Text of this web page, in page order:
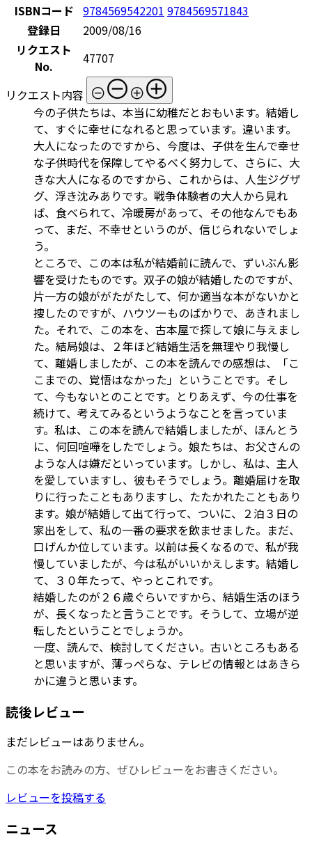
ISBNコード 9784569542201 9784569571843
登録日
2009/08/16
リクエスト
No.
47707
リクエスト内容
今の子供たちは、本当に幼稚だとおもいます。結婚し
て、すぐに幸せになれると思っています。違います。
大人になったのですから、今度は、子供を生んで幸せ
な子供時代を保障してやるべく努力して、さらに、大
きな大人になるのですから、これからは、人生ジグザ
グ、浮き沈みありです。戦争体験者の大人から見れ
ば、食べられて、冷暖房があって、その他なんでもあ
って、まだ、不幸せというのが、信じられないでしょ
う。
ところで、この本は私が結婚前に読んで、ずいぶん影
響を受けたものです。双子の娘が結婚したのですが、
片一方の娘ががたがたして、何か適当な本がないかと
捜したのですが、ハウツーものばかりで、あきれまし
た。それで、この本を、古本屋で探して娘に与えまし
た。結局娘は、２年ほど結婚生活を無理やり我慢し
て、離婚しましたが、この本を読んでの感想は、「こ
こまでの、覚悟はなかった」ということです。そし
て、今もないとのことです。とりあえず、今の仕事を
続けて、考えてみるというようなことを言っていま
す。私は、この本を読んで結婚しましたが、ほんとう
に、何回喧嘩をしたでしょう。娘たちは、お父さんの
ような人は嫌だといっています。しかし、私は、主人
を愛していますし、彼もそうでしょう。離婚届けを取
りに行ったこともありますし、たたかれたこともあり
ます。娘が結婚して出て行って、ついに、２泊３日の
家出をして、私の一番の要求を飲ませました。まだ、
口げんか位しています。以前は長くなるので、私が我
慢していましたが、今は私がいいかえします。結婚し
て、３０年たって、やっとこれです。
結婚したのが２６歳ぐらいですから、結婚生活のほう
が、長くなったと言うことです。そうして、立場が逆
転したということでしょうか。
一度、読んで、検討してください。古いところもある
と思いますが、薄っぺらな、テレビの情報とはあきら
かに違うと思います。
読後レビュー
まだレビューはありません。
この本をお読みの方、ぜひレビューをお書きください。
レビューを投稿する
ニュース